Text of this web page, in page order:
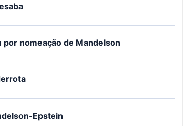
nomeação de Mandelson
Epstein